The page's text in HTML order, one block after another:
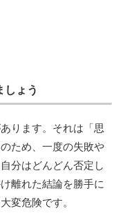
しょう
ります。それは「思
ため、一度の失敗や
分はどんどん否定し
離れた結論を勝手に
変危険です。